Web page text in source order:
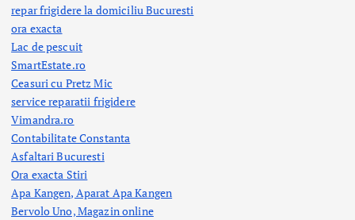
repar frigidere la domiciliu Bucuresti
ora exacta
Lac de pescuit
SmartEstate.ro
Ceasuri cu Pretz Mic
service reparatii frigidere
Vimandra.ro
Contabilitate Constanta
Asfaltari Bucuresti
Ora exacta Stiri
Apa Kangen, Aparat Apa Kangen
Bervolo Uno, Magazin online